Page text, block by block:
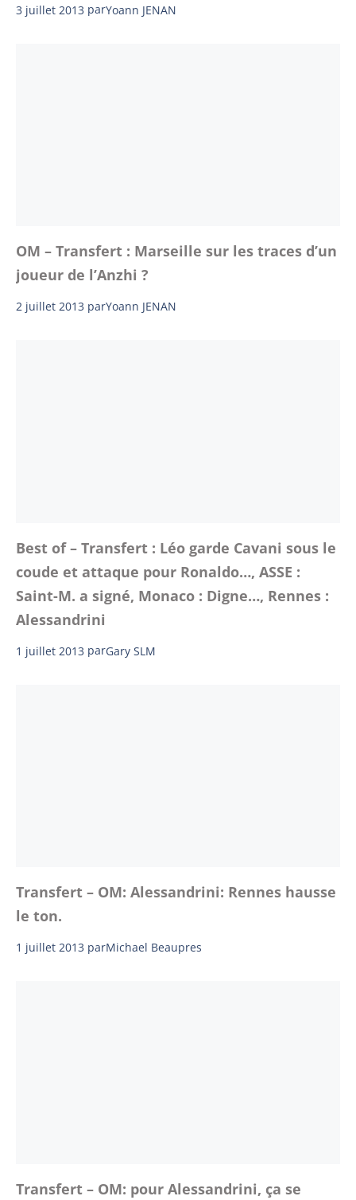
3 juillet 2013 parYoann JENAN
OM – Transfert : Marseille sur les traces d’un
joueur de l’Anzhi ?
2 juillet 2013 parYoann JENAN
Best of – Transfert : Léo garde Cavani sous le
coude et attaque pour Ronaldo…, ASSE :
Saint-M. a signé, Monaco : Digne…, Rennes :
Alessandrini
1 juillet 2013 parGary SLM
Transfert – OM: Alessandrini: Rennes hausse
le ton.
1 juillet 2013 parMichael Beaupres
Transfert – OM: pour Alessandrini, ça se